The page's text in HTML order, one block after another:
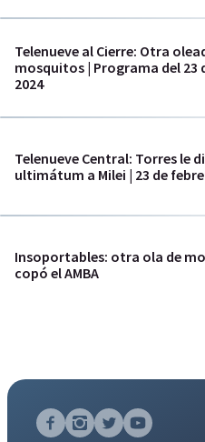
Telenueve al Cierre: Otra
mosquitos | Programa del 23
2024
Telenueve Central: Torres le
ultimátum a Milei | 23 de
Insoportables: otra ola de
copó el AMBA